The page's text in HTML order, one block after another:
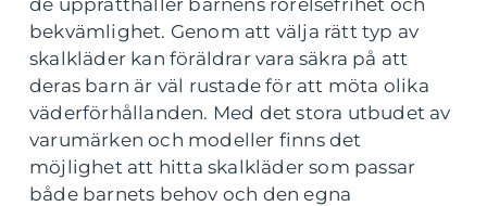
bekvämlighet. Genom att välja rätt typ av
skalkläder kan föräldrar vara säkra på att
deras barn är väl rustade för att möta olika
väderförhållanden. Med det stora utbudet av
varumärken och modeller finns det
möjlighet att hitta skalkläder som passar
både barnets behov och den egna